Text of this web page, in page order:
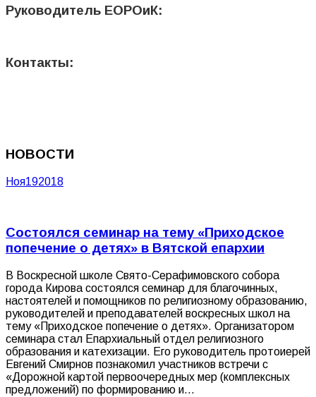
Руководитель ЕОРОиК:
Контакты:
НОВОСТИ
Ноя192018
Состоялся семинар на тему «Приходское
попечение о детях» в Вятской епархии
В Воскресной школе Свято-Серафимовского собора
города Кирова состоялся семинар для благочинных,
настоятелей и помощников по религиозному образованию,
руководителей и преподавателей воскресных школ на
тему «Приходское попечение о детях». Организатором
семинара стал Епархиальный отдел религиозного
образования и катехизации. Его руководитель протоиерей
Евгений Смирнов познакомил участников встречи с
«Дорожной картой первоочередных мер (комплексных
предложений) по формированию и…